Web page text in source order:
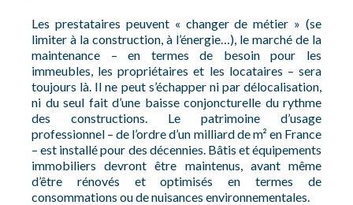
Les prestataires peuvent « changer de métier » (se
limiter à la construction, à l’énergie…), le marché de la
maintenance – en termes de besoin pour les
immeubles, les propriétaires et les locataires – sera
toujours là. Il ne peut s’échapper ni par délocalisation,
ni du seul fait d’une baisse conjoncturelle du rythme
des constructions. Le patrimoine d’usage
professionnel – de l’ordre d’un milliard de m² en France
– est installé pour des décennies. Bâtis et équipements
immobiliers devront être maintenus, avant même
d’être rénovés et optimisés en termes de
consommations ou de nuisances environnementales.